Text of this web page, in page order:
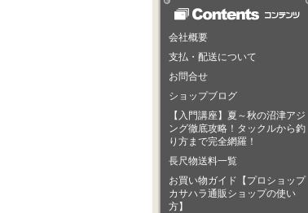
会社概要
支払・配送について
お問合せ
ショップブログ
【入門講座】夏～秋の沼津アジ
ング徹底攻略！タックルから釣
り方まで完全網羅！
長尺物送料一覧
お買い物ガイド【プロショップ
カサハラ通販ショップの使い
方】